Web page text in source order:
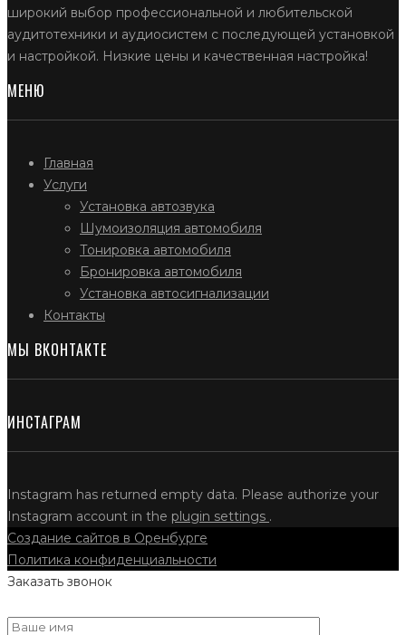
широкий выбор профессиональной и любительской
аудитотехники и аудиосистем с последующей установкой
и настройкой. Низкие цены и качественная настройка!
МЕНЮ
Главная
Услуги
Установка автозвука
Шумоизоляция автомобиля
Тонировка автомобиля
Бронировка автомобиля
Установка автосигнализации
Контакты
МЫ ВКОНТАКТЕ
ИНСТАГРАМ
Instagram has returned empty data. Please authorize your
Instagram account in the plugin settings .
Создание сайтов в Оренбурге
Политика конфиденциальности
Заказать звонок